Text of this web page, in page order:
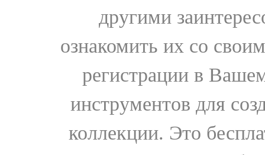
другими
ознакомить их со
регистрации в
инструментов для
коллекции. Это